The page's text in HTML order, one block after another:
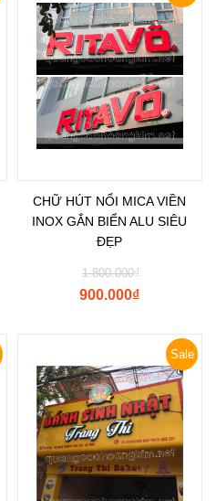
CHỮ HÚT NỔI MICA VIỀN
INOX GẮN BIỂN ALU SIÊU
ĐẸP
₫
1.800.000
₫
900.000
Sale